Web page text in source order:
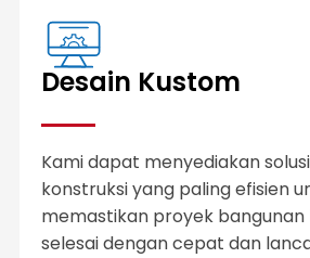
Desain Kustom
Kami dapat menyediakan
konstruksi yang paling efisien
memastikan proyek bangunan
selesai dengan cepat dan